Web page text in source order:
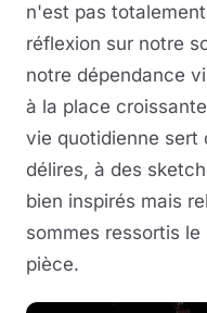
n'est pas
réflexion sur notre
notre dépendance
à la place
vie quotidienne sert
délires, à des
bien inspirés mais
sommes ressortis
pièce.